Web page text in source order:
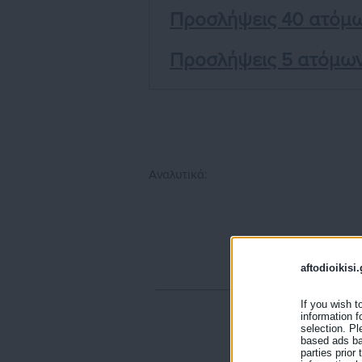
If you wish
information
selection.
based ads
parties prior